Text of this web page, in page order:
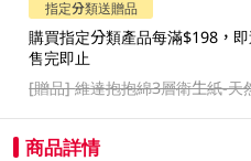
指定分類送贈品
購買指定分類產品每滿$198，
售完即止
[贈品]維達抱抱綿3層衛生紙-
商品詳情